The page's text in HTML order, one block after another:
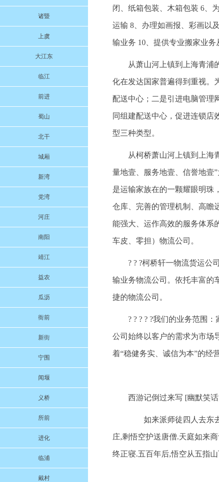
诸暨
上虞
大江东
临江
前进
蜀山
北干
城厢
新湾
党湾
河庄
南阳
靖江
益农
瓜沥
衙前
新街
宁围
闻堰
义桥
所前
进化
临浦
戴村
闭、纸箱包装、木箱包装 6、
运输 8、办理如画报、彩画以
输业务 10、提供专业搬家业
从萧山河上镇到上海青浦
化在发达国家普遍得到重视。
配送中心；二是引进电脑管理
同组建配送中心，促进连锁店
型三种类型。
从柯桥萧山河上镇到上海
量地壹、服务地壹、信誉地壹
是运输家族在的一颗耀眼明珠
仓库、完善的管理机制、高瞻
能强大、运作高效的服务体系
车皮、零担）物流公司。
? ? ?柯桥轩一物流货运公
输业务物流公司。依托丰富的
捷的物流公司。
? ? ? ? ?我们的业务范围
公司始终以客户的需求为市场
着“稳健务实、诚信为本”的经
西游记倒过来写 [幽默笑
如来派师徒四人去东去
庄,剩悟空护送唐僧.天庭如来
终正寝.五百年后,悟空从五指